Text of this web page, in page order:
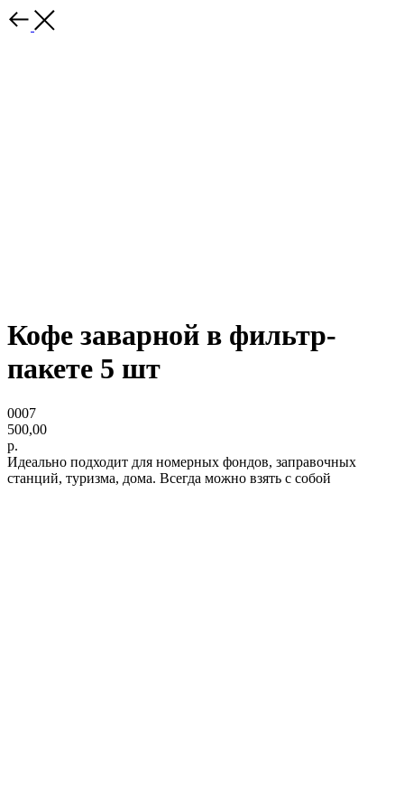
Кофе заварной в фильтр-
пакете 5 шт
0007
500,00
р.
Идеально подходит для номерных фондов, заправочных
станций, туризма, дома. Всегда можно взять с собой